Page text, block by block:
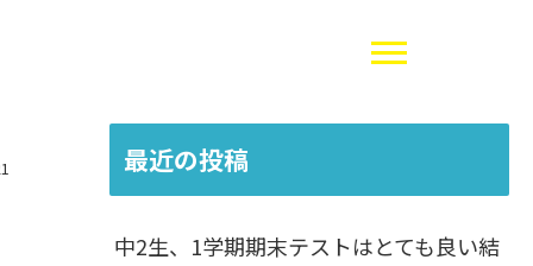
最近の投稿
中2生、1学期期末テストはとても良い結